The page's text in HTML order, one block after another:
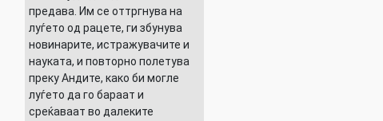
предава. Им се оттргнува на
луѓето од рацете, ги збунува
новинарите, истражувачите и
науката, и повторно полетува
преку Андите, како би могле
луѓето да го бараат и
среќаваат во далеките